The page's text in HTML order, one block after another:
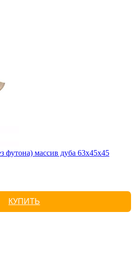
футона) массив дуба 63х45х45
КУПИТЬ